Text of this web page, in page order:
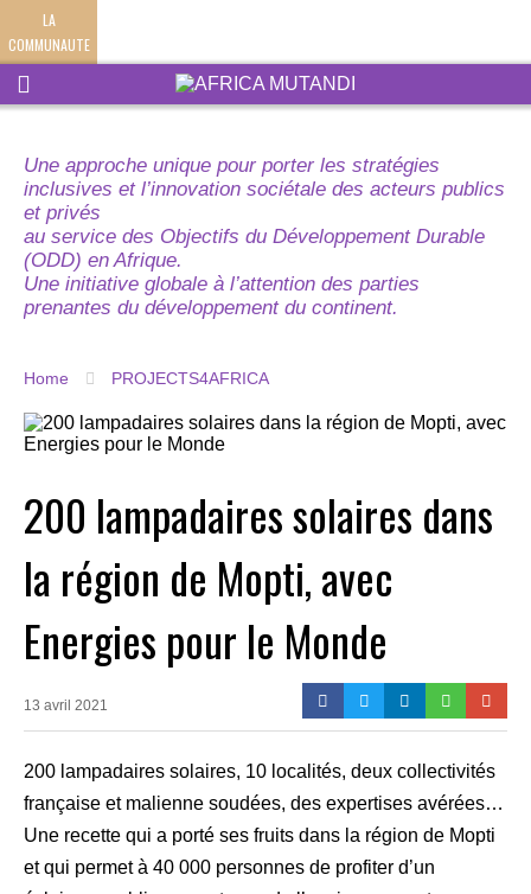
LA
COMMUNAUTE
Une approche unique pour porter les stratégies
inclusives et l’innovation sociétale des acteurs publics
et privés
au service des Objectifs du Développement Durable
(ODD) en Afrique.
Une initiative globale à l’attention des parties
prenantes du développement du continent.
Home PROJECTS4AFRICA
200 lampadaires solaires dans
la région de Mopti, avec
Energies pour le Monde
13 avril 2021
200 lampadaires solaires, 10 localités, deux collectivités
française et malienne soudées, des expertises avérées…
Une recette qui a porté ses fruits dans la région de Mopti
et qui permet à 40 000 personnes de profiter d’un